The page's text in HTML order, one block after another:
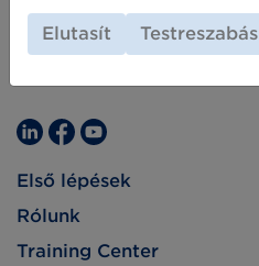
Első lépések
Rólunk
Training Center
Elutasít Testreszabás